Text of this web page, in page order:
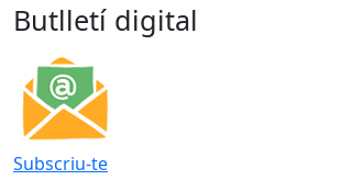
Butlletí digital
Subscriu-te